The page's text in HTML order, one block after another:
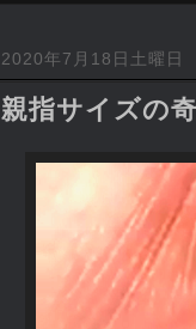
2020年7月18日土曜日
親指サイズの